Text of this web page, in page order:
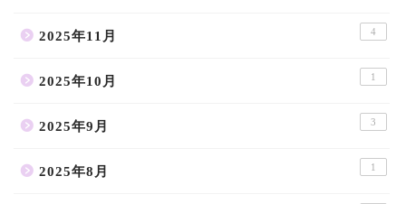
2025年11月 4
2025年10月 1
2025年9月 3
2025年8月 1